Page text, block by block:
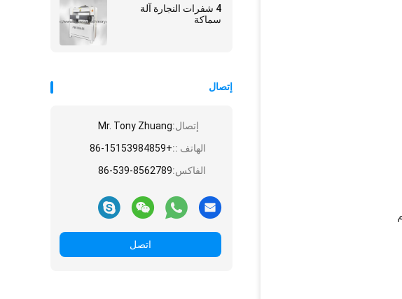
4 شفرات النجارة آلة
سماكة
إتصال
إتصال:Mr. Tony Zhuang
الهاتف ::+86-15153984859
الفاكس:86-539-8562789
اتصل